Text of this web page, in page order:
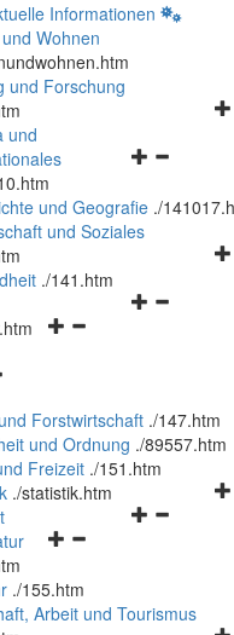
Informationen
Wohnen
und Forschung
und
schließen
und
und Geografie ./
und Soziales
./141.htm
Navigationsmenü
Forstwirtschaft ./147.htm
und Ordnung ./89557.htm
Freizeit ./151.htm
./statistik.htm
Navigationsmenü
und
schließen
./155.htm
Arbeit und Tourismus